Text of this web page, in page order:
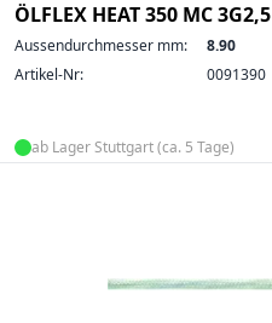
ÖLFLEX HEAT 350 MC 3G2,5
Aussendurchmesser mm:
8.90
Artikel-Nr:
0091390
ab Lager Stuttgart (ca. 5 Tage)